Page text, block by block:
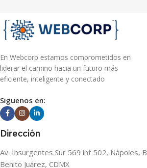
En Webcorp estamos comprometidos en
liderar el camino hacia un futuro más
eficiente, inteligente y conectado
Siguenos en:
Dirección
Av. Insurgentes Sur 569 int 502, Nápoles,
Benito Juárez, CDMX